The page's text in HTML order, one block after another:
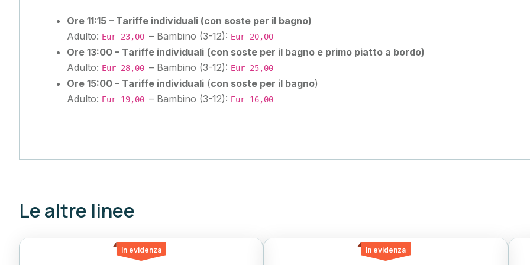
Ore 11:15 – Tariffe individuali (con soste per il bagno)
Adulto: Eur 23,00 – Bambino (3-12): Eur 20,00
Ore 13:00 – Tariffe individuali (con soste per il bagno e primo piatto a bordo)
Adulto: Eur 28,00 – Bambino (3-12): Eur 25,00
Ore 15:00 – Tariffe individuali (con soste per il bagno)
Adulto: Eur 19,00 – Bambino (3-12): Eur 16,00
Le altre linee
In evidenza In evidenza